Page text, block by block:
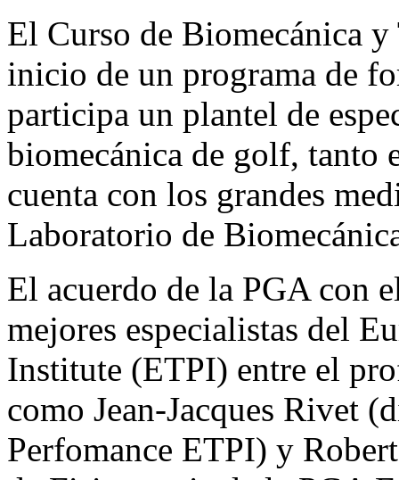
El Curso de Biomecánica
inicio de un programa de
participa un plantel de
biomecánica de golf, tanto
cuenta con los grandes
Laboratorio de
El acuerdo de la PGA con
mejores especialistas del
Institute (ETPI) entre el
como Jean-Jacques Rivet
Perfomance ETPI) y